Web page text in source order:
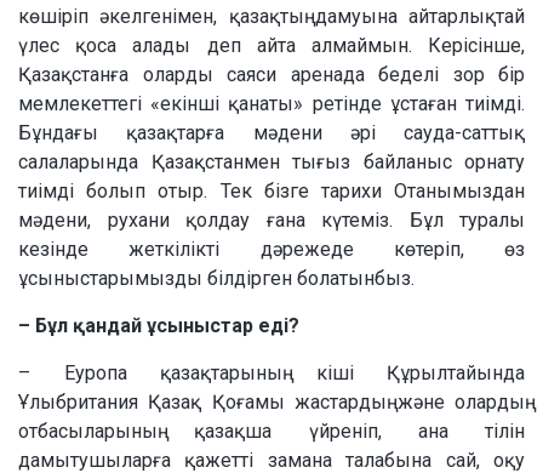
көшіріп әкелгенімен, қазақтың дамуына айтарлықтай
үлес қоса алады деп айта алмаймын. Керісінше,
Қазақстанға оларды саяси аренада беделі зор бір
мемлекеттегі «екінші қанаты» ретінде ұстаған тиімді.
Бұндағы қазақтарға мәдени әрі сауда-саттық
салаларында Қазақстанмен тығыз байланыс орнату
тиімді болып отыр. Тек бізге тарихи Отанымыздан
мәдени, рухани қолдау ғана күтеміз. Бұл туралы
кезінде жеткілікті дәрежеде көтеріп, өз
ұсыныстарымызды білдірген болатынбыз.
– Бұл қандай ұсыныстар еді?
– Еуропа қазақтарының кіші Құрылтайында
Ұлыбритания Қазақ Қоғамы жастардың және олардың
отбасыларының қазақша үйреніп, ана тілін
дамытушыларға қажетті замана талабына сай, оқу